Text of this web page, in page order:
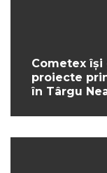
Cometex își
proiecte
în Târgu